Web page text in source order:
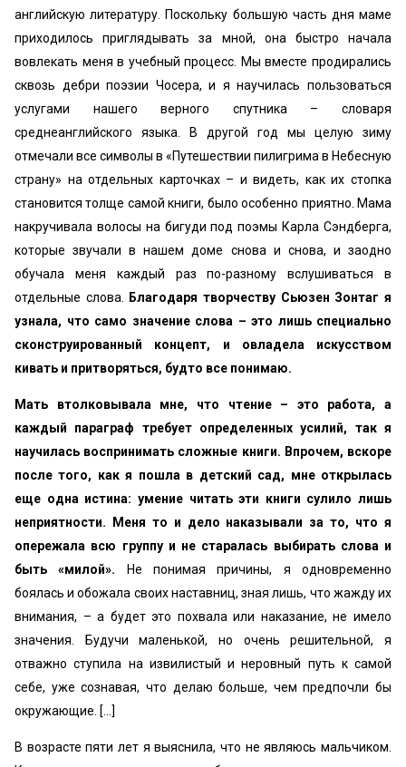
английскую литературу. Поскольку большую часть дня маме
приходилось приглядывать за мной, она быстро начала
вовлекать меня в учебный процесс. Мы вместе продирались
сквозь дебри поэзии Чосера, и я научилась пользоваться
услугами нашего верного спутника – словаря
среднеанглийского языка. В другой год мы целую зиму
отмечали все символы в «Путешествии пилигрима в Небесную
страну» на отдельных карточках – и видеть, как их стопка
становится толще самой книги, было особенно приятно. Мама
накручивала волосы на бигуди под поэмы Карла Сэндберга,
которые звучали в нашем доме снова и снова, и заодно
обучала меня каждый раз по-разному вслушиваться в
отдельные слова.
Благодаря творчеству Сьюзен Зонтаг я
узнала, что само значение слова – это лишь специально
сконструированный концепт, и овладела искусством
кивать и притворяться, будто все понимаю.
Мать втолковывала мне, что чтение – это работа, а
каждый параграф требует определенных усилий, так я
научилась воспринимать сложные книги. Впрочем, вскоре
после того, как я пошла в детский сад, мне открылась
еще одна истина: умение читать эти книги сулило лишь
неприятности. Меня то и дело наказывали за то, что я
опережала всю группу и не старалась выбирать слова и
быть «милой».
Не понимая причины, я одновременно
боялась и обожала своих наставниц, зная лишь, что жажду их
внимания, – а будет это похвала или наказание, не имело
значения. Будучи маленькой, но очень решительной, я
отважно ступила на извилистый и неровный путь к самой
себе, уже сознавая, что делаю больше, чем предпочли бы
окружающие. [...]
В возрасте пяти лет я выяснила, что не являюсь мальчиком.